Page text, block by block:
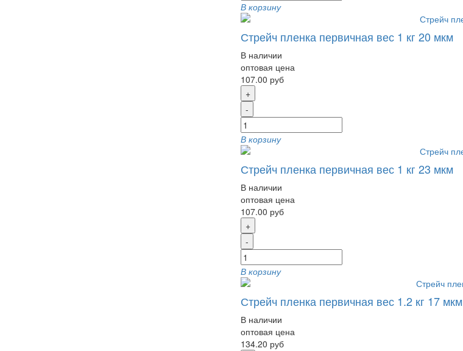
В корзину
Стрейч пленка первичная вес 1 кг 20 мкм
В наличии
оптовая цена
107.00 руб
+
-
В корзину
Стрейч пленка первичная вес 1 кг 23 мкм
В наличии
оптовая цена
107.00 руб
+
-
В корзину
Стрейч пленка первичная вес 1.2 кг 17 мкм
В наличии
оптовая цена
134.20 руб